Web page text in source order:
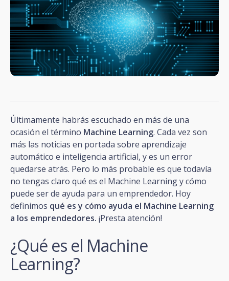
Últimamente habrás escuchado en más de una
ocasión el término Machine Learning. Cada vez son
más las noticias en portada sobre aprendizaje
automático e inteligencia artificial, y es un error
quedarse atrás. Pero lo más probable es que todavía
no tengas claro qué es el Machine Learning y cómo
puede ser de ayuda para un emprendedor. Hoy
definimos qué es y cómo ayuda el Machine Learning
a los emprendedores. ¡Presta atención!
¿Qué es el Machine
Learning?